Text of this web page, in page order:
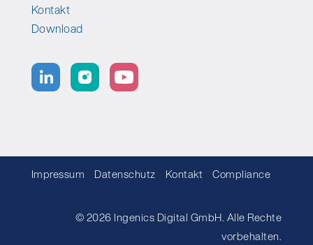
Kontakt
Download
Impressum Datenschutz Kontakt Compliance
© 2026 Ingenics Digital GmbH. Alle Rechte
vorbehalten.